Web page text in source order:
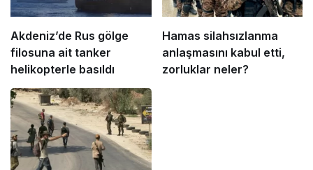
Akdeniz’de Rus gölge
filosuna ait tanker
helikopterle basıldı
Hamas silahsızlanma
anlaşmasını kabul etti,
zorluklar neler?